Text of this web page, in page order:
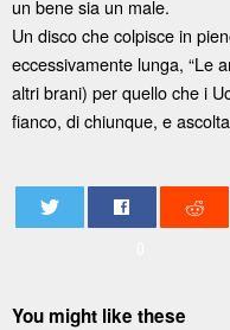
un bene sia un male.
Un disco che colpisce in
eccessivamente lunga, “Le
altri brani) per quello che i
fianco, di chiunque, e
You might like these